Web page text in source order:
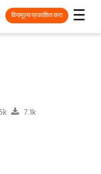
☰
विनामूल्य प्रकाशित करा
7.1k